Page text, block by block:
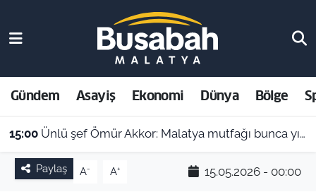
Gündem Asayiş Ekonomi Dünya Bölge
15:00 Ünlü şef Ömür Akkor: Malatya mutfağı bunca yıldır kendini gizlemiş
Paylaş A- A+ 15.05.2026 - 00:00
Asayiş
Ekonomi
Dünya
Malatya Nöbetçi Eczaneler
Malatya Hava Durumu
Malatya Namaz Vakitleri
Malatya Trafik Yoğunluk Haritası